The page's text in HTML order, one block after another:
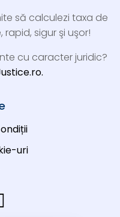
să calculezi taxa de
sigur şi uşor!
cu caracter juridic?
uri